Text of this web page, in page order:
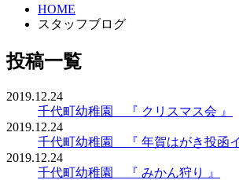
HOME
スタッフブログ
投稿一覧
2019.12.24
千代町幼稚園 『 クリスマス会 』
2019.12.24
千代町幼稚園 『 年賀はがき投函イ
2019.12.24
千代町幼稚園 『 みかん狩り 』